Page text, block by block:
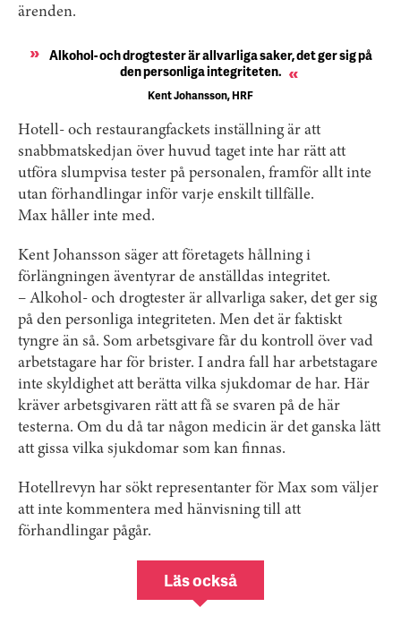
ärenden.
Alkohol- och drogtester är allvarliga saker, det ger sig på
den personliga integriteten.
Kent Johansson, HRF
Hotell- och restaurangfackets inställning är att
snabbmatskedjan över huvud taget inte har rätt att
utföra slumpvisa tester på personalen, framför allt inte
utan förhandlingar inför varje enskilt tillfälle.
Max håller inte med.
Kent Johansson säger att företagets hållning i
förlängningen äventyrar de anställdas integritet.
– Alkohol- och drogtester är allvarliga saker, det ger sig
på den personliga integriteten. Men det är faktiskt
tyngre än så. Som arbetsgivare får du kontroll över vad
arbetstagare har för brister. I andra fall har arbetstagare
inte skyldighet att berätta vilka sjukdomar de har. Här
kräver arbetsgivaren rätt att få se svaren på de här
testerna. Om du då tar någon medicin är det ganska lätt
att gissa vilka sjukdomar som kan finnas.
Hotellrevyn har sökt representanter för Max som väljer
att inte kommentera med hänvisning till att
förhandlingar pågår.
Läs också